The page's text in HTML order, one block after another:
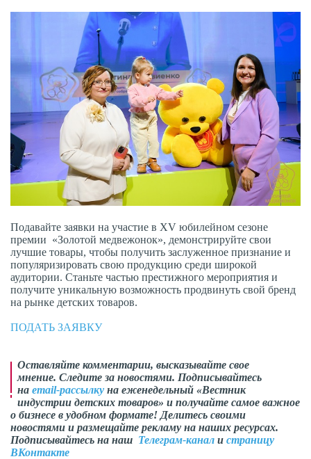
Подавайте заявки на участие в XV юбилейном сезоне
премии «Золотой медвежонок», демонстрируйте свои
лучшие товары, чтобы получить заслуженное признание и
популяризировать свою продукцию среди широкой
аудитории. Станьте частью престижного мероприятия и
получите уникальную возможность продвинуть свой бренд
на рынке детских товаров.
ПОДАТЬ ЗАЯВКУ
Оставляйте комментарии, высказывайте свое
мнение. Следите за новостями. Подписывайтесь
на email-рассылку на еженедельный «Вестник
индустрии детских товаров» и получайте самое важное
о бизнесе в удобном формате! Делитесь своими
новостями и размещайте рекламу на наших ресурсах.
Подписывайтесь на наш Телеграм-канал и страницу
ВКонтакте